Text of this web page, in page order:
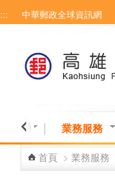
跳到主要內容區塊
::: 中華郵政全球資訊網
資訊 業務服務
首頁 > 業務服務